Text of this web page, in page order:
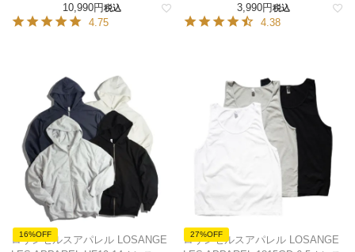
10,990 税込
4.75
3,990 税込
4.38
16%OFF
ロサンゼルスアパレル LOSANGE
27%OFF
ロサンゼルスアパレル LOSANGE